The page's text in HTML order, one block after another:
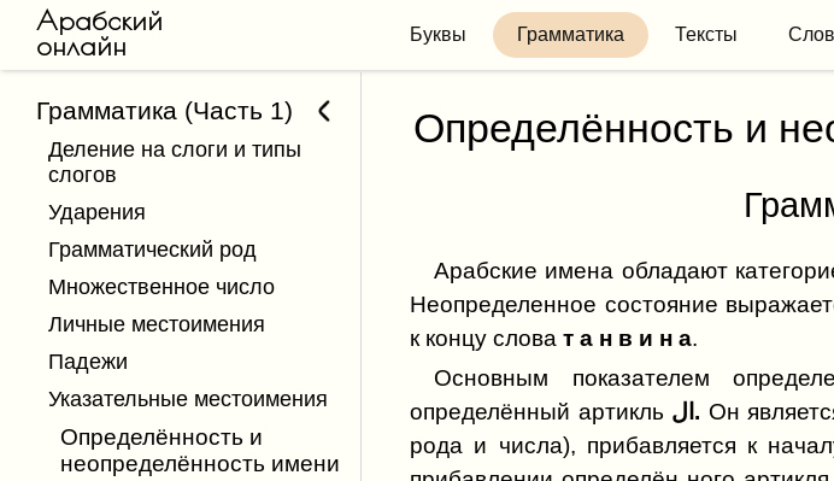
Арабский
онлайн
Буквы Грамматика Тексты
Грамматика (Часть 1)
Деление на слоги и типы
слогов
Ударения
Грамматический род
Множественное число
Личные местоимения
Падежи
Указательные местоимения
Определённость и
неопределённость имени
Определённость и
Арабские имена обладают
Неопределенное состояние
к концу слова т а н в и н а.
Основным показателем
определённый артикль
ال. Он
рода и числа), прибавляется к